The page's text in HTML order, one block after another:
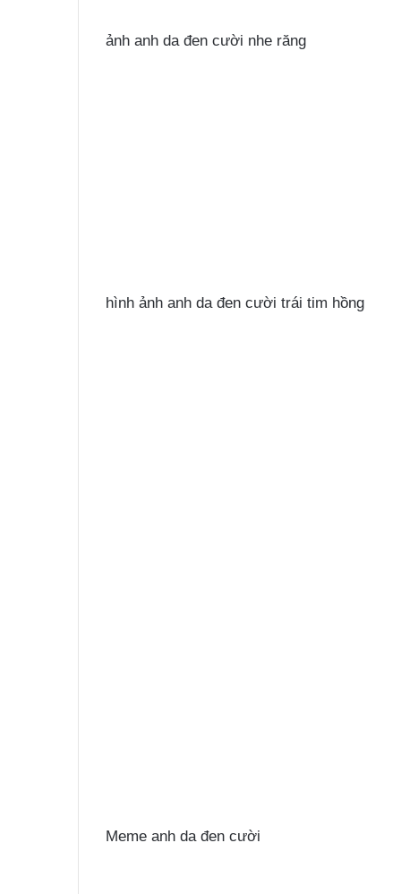
ảnh anh da đen cười nhe răng
hình ảnh anh da đen cười trái tim hồng
Meme anh da đen cười